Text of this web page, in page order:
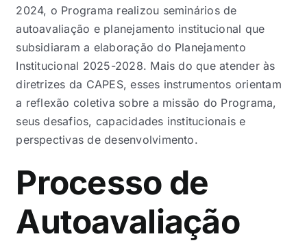
2024, o Programa realizou seminários de
autoavaliação e planejamento institucional que
subsidiaram a elaboração do Planejamento
Institucional 2025-2028. Mais do que atender às
diretrizes da CAPES, esses instrumentos orientam
a reflexão coletiva sobre a missão do Programa,
seus desafios, capacidades institucionais e
perspectivas de desenvolvimento.
Processo de
Autoavaliação